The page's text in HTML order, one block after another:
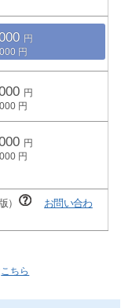
）
お問い合わ
こちら